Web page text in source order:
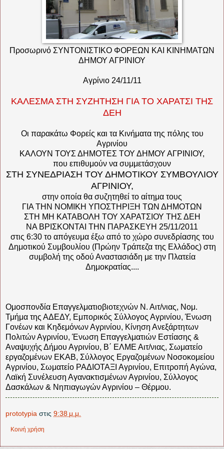
Προσωρινό ΣΥΝΤΟΝΙΣΤΙΚΟ ΦΟΡΕΩΝ ΚΑΙ ΚΙΝΗΜΑΤΩΝ
ΔΗΜΟΥ ΑΓΡΙΝΙΟΥ
Αγρίνιο 24/11/11
ΚΑΛΕΣΜΑ ΣΤΗ ΣΥΖΗΤΗΣΗ ΓΙΑ ΤΟ ΧΑΡΑΤΣΙ ΤΗΣ
ΔΕΗ
Οι παρακάτω Φορείς και τα Κινήματα της πόλης του
Αγρινίου
ΚΑΛΟΥΝ ΤΟΥΣ ΔΗΜΟΤΕΣ ΤΟΥ ΔΗΜΟΥ ΑΓΡΙΝΙΟΥ,
που επιθυμούν να συμμετάσχουν
ΣΤΗ ΣΥΝΕΔΡΙΑΣΗ ΤΟΥ ΔΗΜΟΤΙΚΟΥ ΣΥΜΒΟΥΛΙΟΥ
ΑΓΡΙΝΙΟΥ,
στην οποία θα συζητηθεί το αίτημα τους
ΓΙΑ ΤΗΝ ΝΟΜΙΚΗ ΥΠΟΣΤΗΡΙΞΗ ΤΩΝ ΔΗΜΟΤΩΝ
ΣΤΗ ΜΗ ΚΑΤΑΒΟΛΗ ΤΟΥ ΧΑΡΑΤΣΙΟΥ ΤΗΣ ΔΕΗ
ΝΑ ΒΡΙΣΚΟΝΤΑΙ ΤΗΝ ΠΑΡΑΣΚΕΥΗ 25/11/2011
στις 6:30 το απόγευμα έξω από το χώρο συνεδρίασης του
Δημοτικού Συμβουλίου (Πρώην Τράπεζα της Ελλάδος) στη
συμβολή της οδού Αναστασιάδη με την Πλατεία
Δημοκρατίας....
Ομοσπονδία Επαγγελματιοβιοτεχνών Ν. Αιτ/νιας, Νομ.
Τμήμα της ΑΔΕΔΥ, Εμπορικός Σύλλογος Αγρινίου, Ένωση
Γονέων και Κηδεμόνων Αγρινίου, Κίνηση Ανεξάρτητων
Πολιτών Αγρινίου, Ένωση Επαγγελματιών Εστίασης &
Αναψυχής Δήμου Αγρινίου, Β΄ ΕΛΜΕ Αιτ/νιας, Σωματείο
εργαζομένων ΕΚΑΒ, Σύλλογος Εργαζομένων Νοσοκομείου
Αγρινίου, Σωματείο ΡΑΔΙΟΤΑΞΙ Αγρινίου, Επιτροπή Αγώνα,
Λαϊκή Συνέλευση Αγανακτισμένων Αγρινίου, Σύλλογος
Δασκάλων & Νηπιαγωγών Αγρινίου – Θέρμου.
prototypia στις 9:38 μ.μ.
Κοινή χρήση